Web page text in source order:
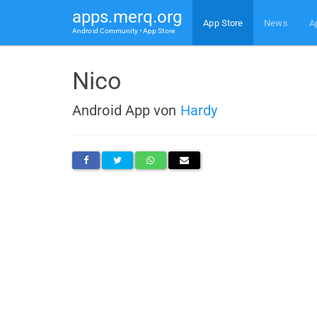
apps.merq.org
Android Community • App Store
App Store News
Nico
Android App von Hardy